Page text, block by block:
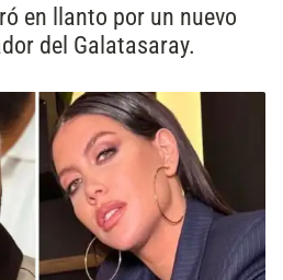
en llanto por un nuevo
del Galatasaray.